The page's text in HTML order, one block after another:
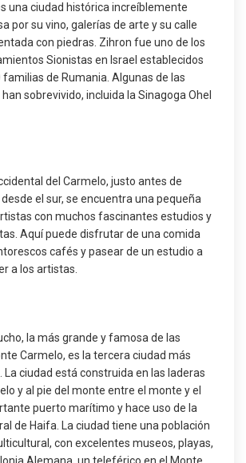
una ciudad histórica increíblemente
por su vino, galerías de arte y su calle
con piedras. Zihron fue uno de los
Sionistas en Israel establecidos
de Rumania. Algunas de las
sobrevivido, incluida la Sinagoga Ohel
del Carmelo, justo antes de
el sur, se encuentra una pequeña
con muchos fascinantes estudios y
Aquí puede disfrutar de una comida
cafés y pasear de un estudio a
a los artistas.
la más grande y famosa de las
Carmelo, es la tercera ciudad más
La ciudad está construida en las laderas
y al pie del monte entre el monte y el
puerto marítimo y hace uso de la
de Haifa. La ciudad tiene una población
con excelentes museos, playas,